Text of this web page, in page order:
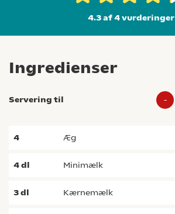
4.3 af 4vurderinger
Ingredienser
Servering til -
4 æg
4dl minimælk
3dl Kærnemælk